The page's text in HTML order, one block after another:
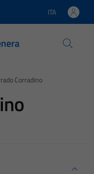
Lingua attiva:
ITA
Corradino